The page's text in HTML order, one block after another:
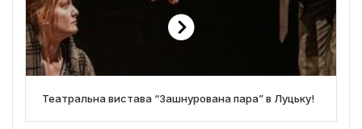
Театральна вистава “Зашнурована пара” в Луцьку!